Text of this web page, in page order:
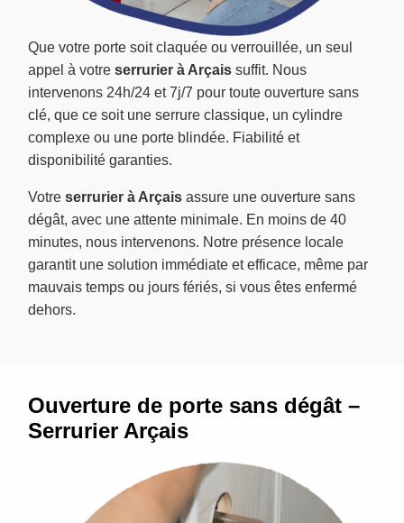
Que votre porte soit claquée ou verrouillée, un seul
appel à votre serrurier à Arçais suffit. Nous
intervenons 24h/24 et 7j/7 pour toute ouverture sans
clé, que ce soit une serrure classique, un cylindre
complexe ou une porte blindée. Fiabilité et
disponibilité garanties.
Votre serrurier à Arçais assure une ouverture sans
dégât, avec une attente minimale. En moins de 40
minutes, nous intervenons. Notre présence locale
garantit une solution immédiate et efficace, même par
mauvais temps ou jours fériés, si vous êtes enfermé
dehors.
Ouverture de porte sans dégât –
Serrurier Arçais